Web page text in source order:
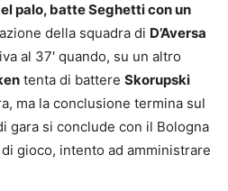
palo, batte Seghetti con un
della squadra di D’Aversa
al 37′ quando, su un altro
tenta di battere Skorupski
ma la conclusione termina sul
gara si conclude con il Bologna
gioco, intento ad amministrare